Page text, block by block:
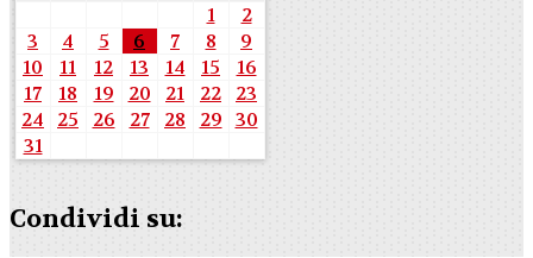
1
2
3
4 5 6 7 8
9
10
11 12 13 14 15
16
17
18 19 20 21 22
23
24
25 26 27 28 29 30
31
Condividi su: